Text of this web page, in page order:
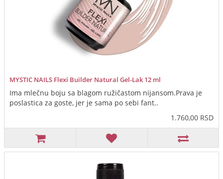
MYSTIC NAILS Flexi Builder Natural Gel-Lak 12 ml
Ima mlečnu boju sa blagom ružičastom nijansom.Prava je
poslastica za goste, jer je sama po sebi fant..
1.760,00 RSD